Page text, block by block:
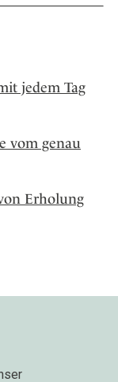
jedem Tag
vom genau
Erholung